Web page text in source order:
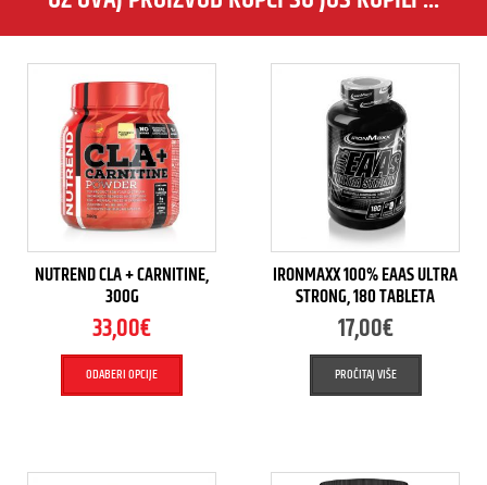
NUTREND CLA + CARNITINE,
300G
33,00€
ODABERI OPCIJE
IRONMAXX 100% EAAS ULTRA
STRONG, 180 TABLETA
17,00€
PROČITAJ VIŠE